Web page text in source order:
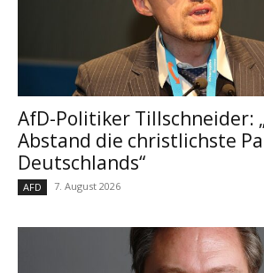
AfD-Politiker Tillschneider:
Abstand die christlichste
Deutschlands“
AFD 7. August 2026